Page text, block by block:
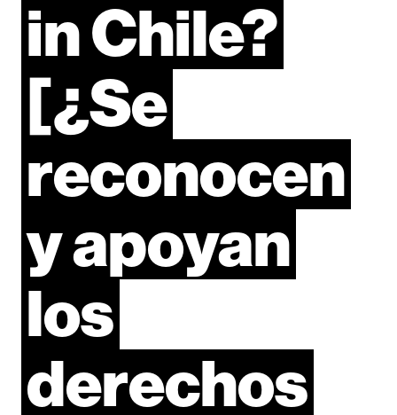
inChile?
[¿Se
reconocen
yapoyan
los
derechos